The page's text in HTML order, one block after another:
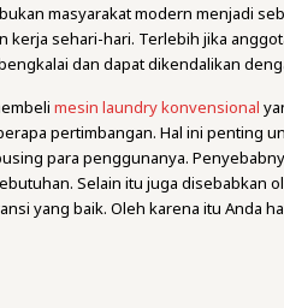
masyarakat modern menjadi
kerja sehari-hari. Terlebih jika
dan dapat dikendalikan
mesin laundry konvensional
pertimbangan. Hal ini penting
para penggunanya.
Selain itu juga disebabkan
yang baik. Oleh karena itu Anda